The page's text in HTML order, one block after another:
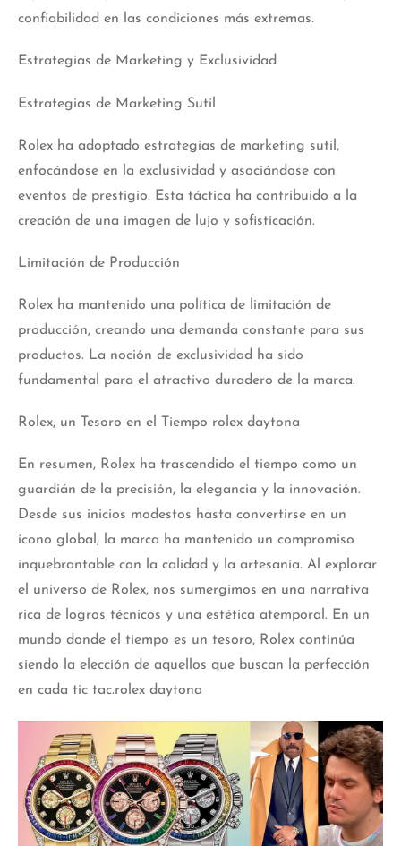
confiabilidad en las condiciones más extremas.
Estrategias de Marketing y Exclusividad
Estrategias de Marketing Sutil
Rolex ha adoptado estrategias de marketing sutil,
enfocándose en la exclusividad y asociándose con
eventos de prestigio. Esta táctica ha contribuido a la
creación de una imagen de lujo y sofisticación.
Limitación de Producción
Rolex ha mantenido una política de limitación de
producción, creando una demanda constante para sus
productos. La noción de exclusividad ha sido
fundamental para el atractivo duradero de la marca.
Rolex, un Tesoro en el Tiempo rolex daytona
En resumen, Rolex ha trascendido el tiempo como un
guardián de la precisión, la elegancia y la innovación.
Desde sus inicios modestos hasta convertirse en un
ícono global, la marca ha mantenido un compromiso
inquebrantable con la calidad y la artesanía. Al explorar
el universo de Rolex, nos sumergimos en una narrativa
rica de logros técnicos y una estética atemporal. En un
mundo donde el tiempo es un tesoro, Rolex continúa
siendo la elección de aquellos que buscan la perfección
en cada tic tac.rolex daytona